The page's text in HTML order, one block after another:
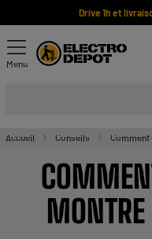
Drive 1h et
Menu
Accueil Conseils Comment